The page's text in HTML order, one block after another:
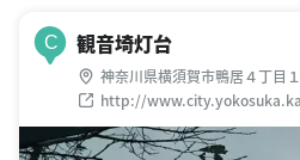
C 観音埼灯台
神奈川県横須賀市鴨居４丁目
http://
000659.html